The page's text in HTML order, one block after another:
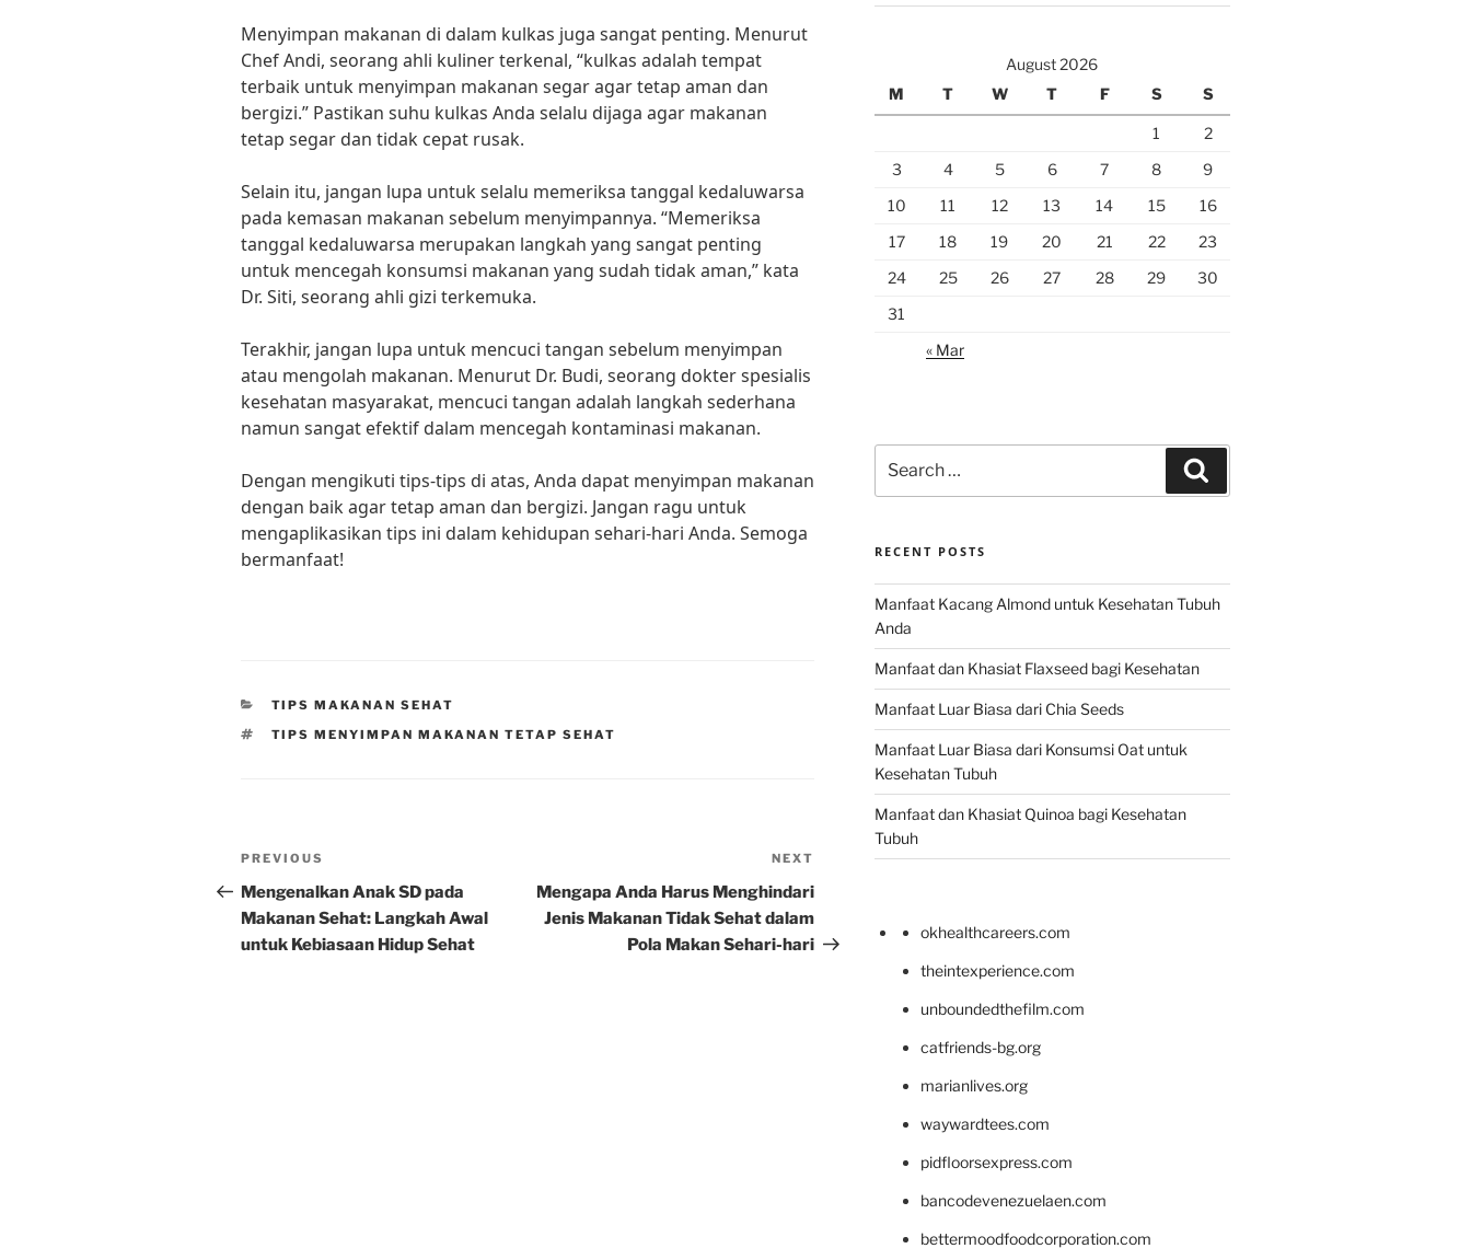
Menyimpan makanan di dalam kulkas juga sangat penting. Menurut
Chef Andi, seorang ahli kuliner terkenal, “kulkas adalah tempat
terbaik untuk menyimpan makanan segar agar tetap aman dan
bergizi.” Pastikan suhu kulkas Anda selalu dijaga agar makanan
tetap segar dan tidak cepat rusak.
Selain itu, jangan lupa untuk selalu memeriksa tanggal kedaluwarsa
pada kemasan makanan sebelum menyimpannya. “Memeriksa
tanggal kedaluwarsa merupakan langkah yang sangat penting
untuk mencegah konsumsi makanan yang sudah tidak aman,” kata
Dr. Siti, seorang ahli gizi terkemuka.
Terakhir, jangan lupa untuk mencuci tangan sebelum menyimpan
atau mengolah makanan. Menurut Dr. Budi, seorang dokter spesialis
kesehatan masyarakat, mencuci tangan adalah langkah sederhana
namun sangat efektif dalam mencegah kontaminasi makanan.
Dengan mengikuti tips-tips di atas, Anda dapat menyimpan makanan
dengan baik agar tetap aman dan bergizi. Jangan ragu untuk
mengaplikasikan tips ini dalam kehidupan sehari-hari Anda. Semoga
bermanfaat!
CATEGORIES
TIPS MAKANAN SEHAT
TAGS
TIPS MENYIMPAN MAKANAN TETAP SEHAT
Post
navigation
Previous
Post
PREVIOUS
Mengenalkan Anak SD pada
Makanan Sehat: Langkah Awal
untuk Kebiasaan Hidup Sehat
Post
NEXT
Mengapa Anda Harus Menghindari
Jenis Makanan Tidak Sehat dalam
Pola Makan Sehari-hari
August 2026
M
T W T F S S
1
2
3
4 5 6 7 8
9
10
11 12 13 14 15
16
17
18 19 20 21 22
23
24
25 26 27 28 29
30
31
« Mar
for:
RECENT POSTS
Manfaat Kacang Almond untuk Kesehatan Tubuh
Anda
Manfaat dan Khasiat Flaxseed bagi Kesehatan
Manfaat Luar Biasa dari Chia Seeds
Manfaat Luar Biasa dari Konsumsi Oat untuk
Kesehatan Tubuh
Manfaat dan Khasiat Quinoa bagi Kesehatan
Tubuh
okhealthcareers.com
theintexperience.com
unboundedthefilm.com
catfriends-bg.org
marianlives.org
waywardtees.com
pidfloorsexpress.com
bancodevenezuelaen.com
bettermoodfoodcorporation.com